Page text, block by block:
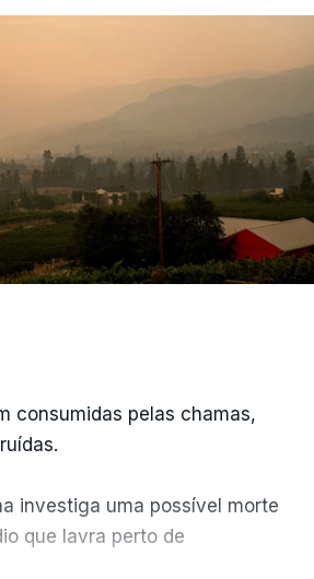
consumidas pelas chamas,
investiga uma possível morte
que lavra perto de